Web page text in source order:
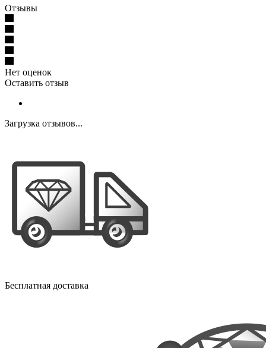
Отзывы
Нет оценок
Оставить отзыв
Загрузка отзывов...
Бесплатная доставка